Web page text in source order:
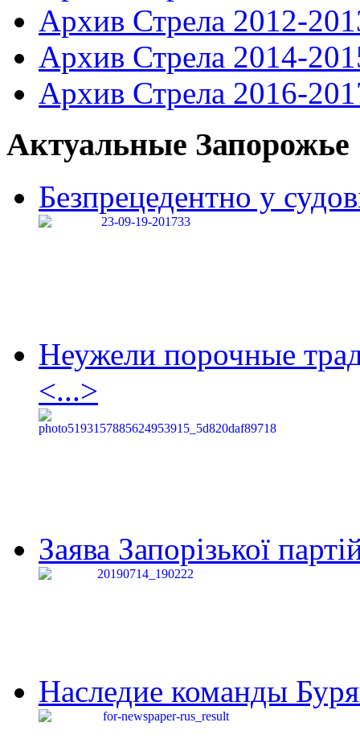
Архив Стрела 2012-
Архив Стрела 2014-
Архив Стрела 2016-
Актуальные Запорожье
Безпрецедентно у
Неужели порочные
<...>
Заява Запорізької
Наследие команды